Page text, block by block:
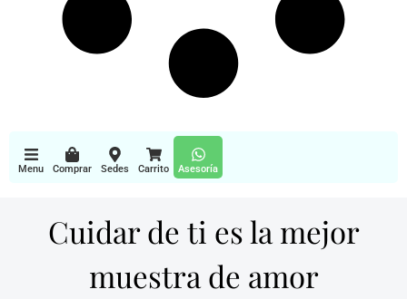
Menu Comprar Sedes Carrito Asesoría
Cuidar de ti es la mejor
muestra de amor